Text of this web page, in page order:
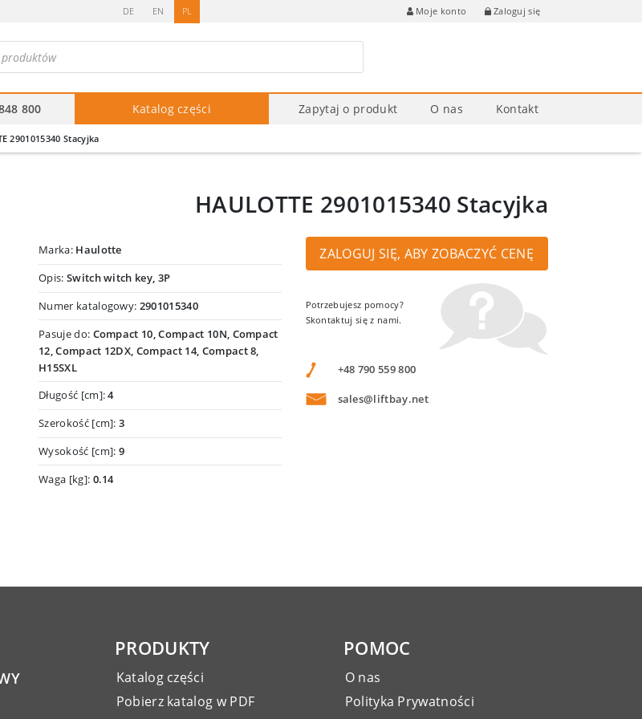
DE EN PL Moje konto Zaloguj się
800 Katalog części Zapytaj o produkt O nas Kontakt
2901015340 Stacyjka
HAULOTTE 2901015340 Stacyjka
Marka: Haulotte
Opis: Switch witch key, 3P
Numer katalogowy: 2901015340
Pasuje do: Compact 10, Compact 10N, Compact
12, Compact 12DX, Compact 14, Compact 8,
H15SXL
Długość [cm]:4
Szerokość [cm]:3
Wysokość [cm]: 9
Waga [kg]: 0.14
ZALOGUJ SIĘ, ABY ZOBACZYĆ CENĘ
Potrzebujesz pomocy?
Skontaktuj się z nami.
+48 790 559 800
sales@liftbay.net
PRODUKTY
Katalog części
Pobierz katalog w PDF
POMOC
O nas
Polityka Prywatności